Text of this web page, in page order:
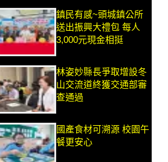
鎮民有感~頭城鎮公所
送出振興大禮包 每人
3,000元現金相挺
林姿妙縣長爭取增設冬
山交流道終獲交通部審
查通過
國產食材可溯源 校園午
餐更安心